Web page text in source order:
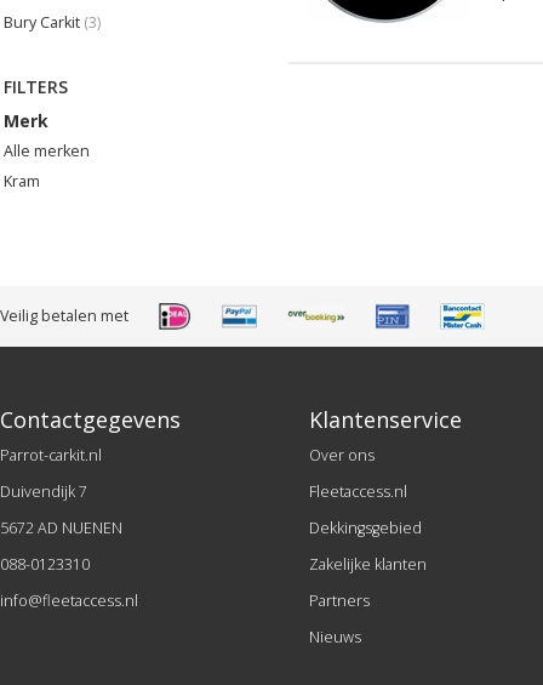
Bury Carkit (3)
FILTERS
Merk
Alle merken
Kram
Veilig betalen met
Contactgegevens
Parrot-carkit.nl
Duivendijk 7
5672 AD NUENEN
088-0123310
info@fleetaccess.nl
Klantenservice
Over ons
Fleetaccess.nl
Dekkingsgebied
Zakelijke klanten
Partners
Nieuws